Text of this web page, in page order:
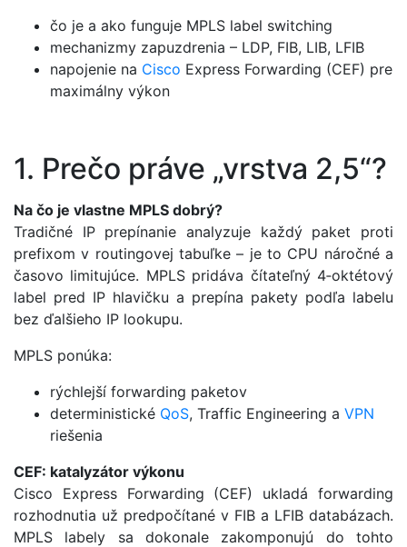
čo je a ako funguje MPLS label switching
mechanizmy zapuzdrenia – LDP, FIB, LIB, LFIB
napojenie na Cisco Express Forwarding (CEF) pre
maximálny výkon
1. Prečo práve „vrstva 2,5“?
Na čo je vlastne MPLS dobrý?
Tradičné IP prepínanie analyzuje každý paket proti
prefixom v routingovej tabuľke – je to CPU náročné a
časovo limitujúce. MPLS pridáva čítateľný 4‑oktétový
label pred IP hlavičku a prepína pakety podľa labelu
bez ďalšieho IP lookupu.
MPLS ponúka:
rýchlejší forwarding paketov
deterministické QoS, Traffic Engineering a VPN
riešenia
CEF: katalyzátor výkonu
Cisco Express Forwarding (CEF) ukladá forwarding
rozhodnutia už predpočítané v FIB a LFIB databázach.
MPLS labely sa dokonale zakomponujú do tohto